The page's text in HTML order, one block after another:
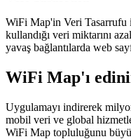
WiFi Map'in Veri Tasarrufu
kullandığı veri miktarını
yavaş bağlantılarda web
WiFi Map'ı
Uygulamayı indirerek
mobil veri ve global
WiFi Map topluluğunu